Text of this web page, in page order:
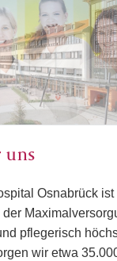
uns
Osnabrück ist
der
pflegerisch
wir etwa